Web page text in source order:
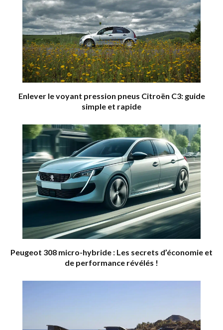
Enlever le voyant pression pneus Citroën C3: guide
simple et rapide
Peugeot 308 micro-hybride : Les secrets d’économie et
de performance révélés !